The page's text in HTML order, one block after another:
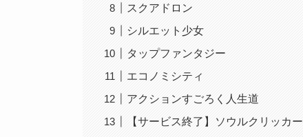
スクアドロン
シルエット少女
タップファンタジー
エコノミシティ
アクションすごろく人生道
【サービス終了】ソウルクリッカー